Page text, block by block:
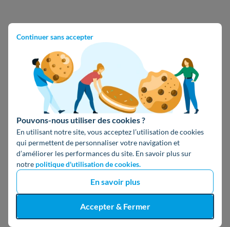
Continuer sans accepter
Pouvons-nous utiliser des cookies ?
En utilisant notre site, vous acceptez l’utilisation de cookies
qui permettent de personnaliser votre navigation et
d’améliorer les performances du site. En savoir plus sur
notre politique d'utilisation de cookies.
En savoir plus
Accepter & Fermer
Réinitialiser mon mot de passe